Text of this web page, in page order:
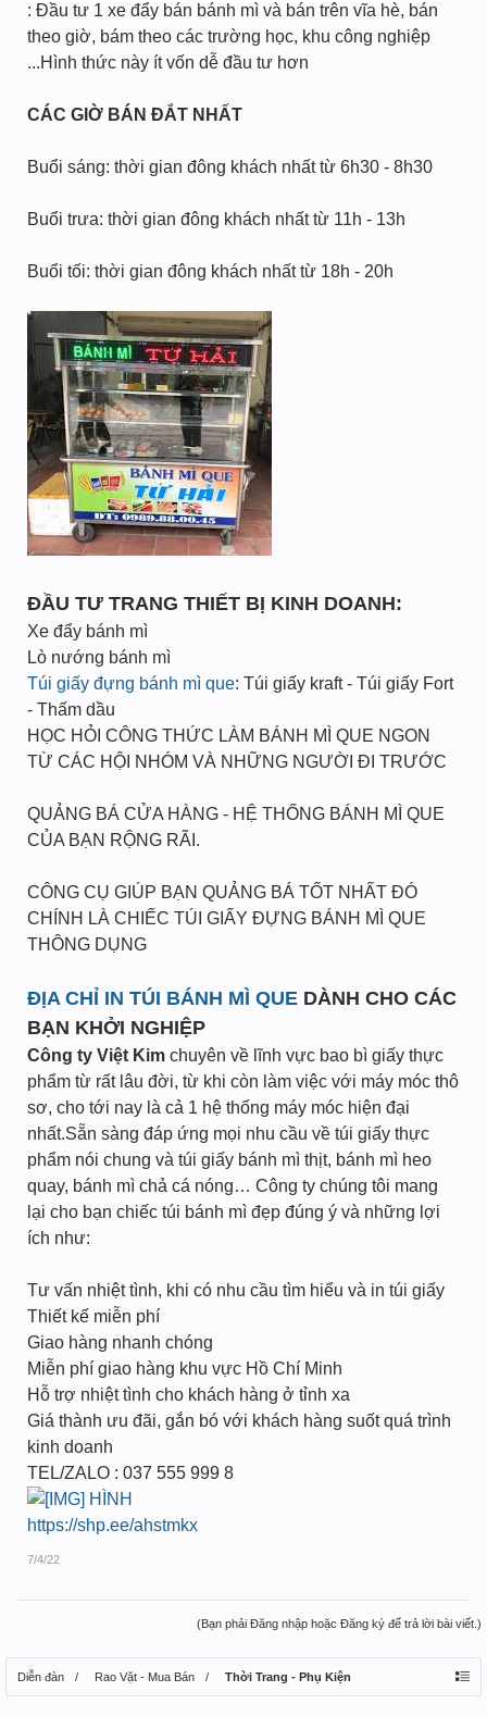
: Đầu tư 1 xe đẩy bán bánh mì và bán trên vĩa hè, bán
theo giờ, bám theo các trường học, khu công nghiệp
...Hình thức này ít vốn dễ đầu tư hơn
CÁC GIỜ BÁN ĐẮT NHẤT
Buổi sáng: thời gian đông khách nhất từ 6h30 - 8h30
Buổi trưa: thời gian đông khách nhất từ 11h - 13h
Buổi tối: thời gian đông khách nhất từ 18h - 20h
ĐẦU TƯ TRANG THIẾT BỊ KINH DOANH:
Xe đẩy bánh mì
Lò nướng bánh mì
Túi giấy đựng bánh mì que: Túi giấy kraft - Túi giấy Fort
- Thấm dầu
HỌC HỎI CÔNG THỨC LÀM BÁNH MÌ QUE NGON
TỪ CÁC HỘI NHÓM VÀ NHỮNG NGƯỜI ĐI TRƯỚC
QUẢNG BÁ CỬA HÀNG - HỆ THỐNG BÁNH MÌ QUE
CỦA BẠN RỘNG RÃI.
CÔNG CỤ GIÚP BẠN QUẢNG BÁ TỐT NHẤT ĐÓ
CHÍNH LÀ CHIẾC TÚI GIẤY ĐỰNG BÁNH MÌ QUE
THÔNG DỤNG
ĐỊA CHỈ IN TÚI BÁNH MÌ QUE DÀNH CHO CÁC
BẠN KHỞI NGHIỆP
Công ty Việt Kim chuyên về lĩnh vực bao bì giấy thực
phẩm từ rất lâu đời, từ khi còn làm việc với máy móc thô
sơ, cho tới nay là cả 1 hệ thống máy móc hiện đại
nhất.Sẵn sàng đáp ứng mọi nhu cầu về túi giấy thực
phẩm nói chung và túi giấy bánh mì thịt, bánh mì heo
quay, bánh mì chả cá nóng… Công ty chúng tôi mang
lại cho bạn chiếc túi bánh mì đẹp đúng ý và những lợi
ích như:
Tư vấn nhiệt tình, khi có nhu cầu tìm hiểu và in túi giấy
Thiết kế miễn phí
Giao hàng nhanh chóng
Miễn phí giao hàng khu vực Hồ Chí Minh
Hỗ trợ nhiệt tình cho khách hàng ở tỉnh xa
Giá thành ưu đãi, gắn bó với khách hàng suốt quá trình
kinh doanh
TEL/ZALO : 037 555 999 8
HÌNH
https://shp.ee/ahstmkx
7/4/22
(Bạn phải Đăng nhập hoặc Đăng ký để trả lời bài viết.)
Diễn đàn Rao Vặt - Mua Bán Thời Trang - Phụ Kiện